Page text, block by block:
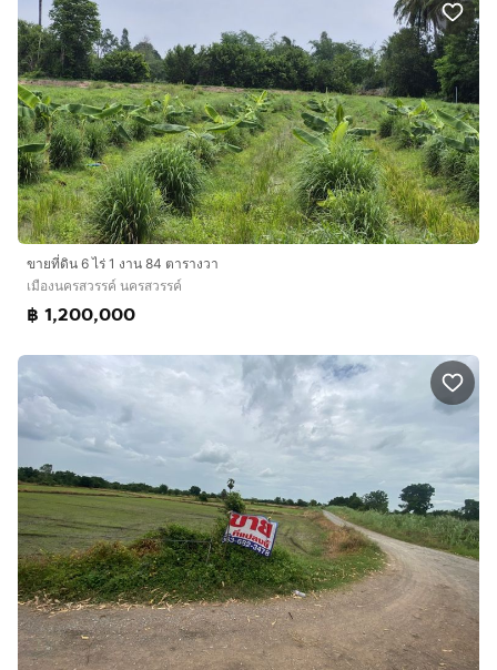
ขายที่ดิน 6 ไร่ 1 งาน 84 ตารางวา
เมืองนครสวรรค์ นครสวรรค์
฿ 1,200,000